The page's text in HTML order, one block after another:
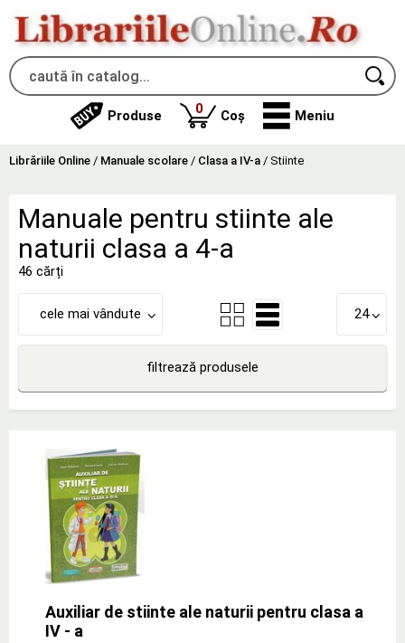
Produse 0produse
Coș Meniu
Librăriile Online / Manuale scolare / Clasa a IV-a / Stiinte
Manuale pentru stiinte ale
naturii clasa a 4-a
46 cărți
cele mai vândute 24
filtrează produsele
Auxiliar de stiinte ale naturii pentru clasa a
IV - a